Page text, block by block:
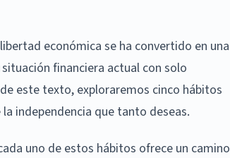
económica se ha convertido en una
financiera actual con solo
este texto, exploraremos cinco hábitos
independencia que tanto deseas.
uno de estos hábitos ofrece un camino